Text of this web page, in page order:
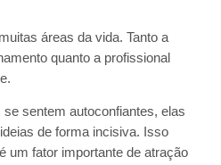
áreas da vida. Tanto a
quanto a profissional
sentem autoconfiantes, elas
de forma incisiva. Isso
um fator importante de atração